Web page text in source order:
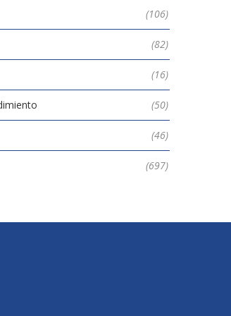
(106)
(82)
(16)
(50)
(46)
(697)